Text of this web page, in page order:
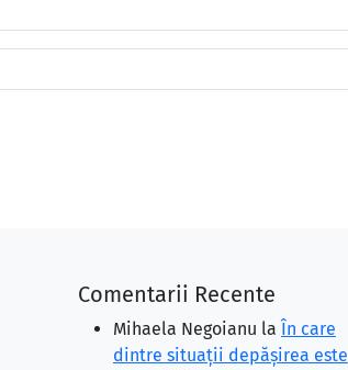
Comentarii Recente
Mihaela Negoianu la În care
dintre situaţii depăşirea este